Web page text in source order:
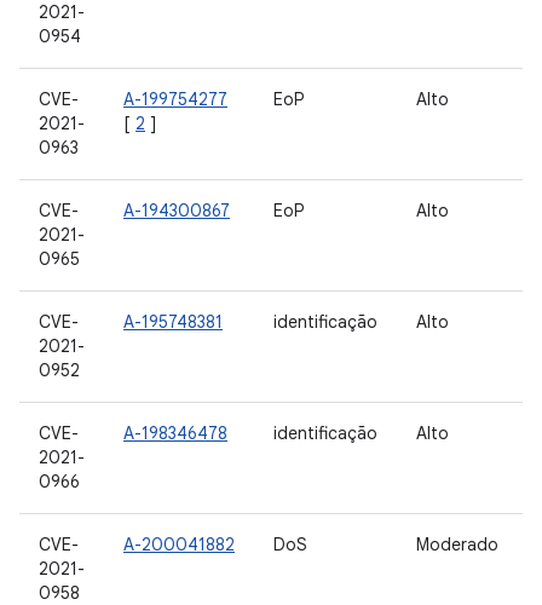
2021-
0954
CVE-
2021-
0963
A-199754277
[ 2 ]
EoP Alto
CVE-
2021-
0965
A-194300867 EoP Alto
CVE-
2021-
0952
A-195748381 identificação Alto
CVE-
2021-
0966
A-198346478 identificação Alto
CVE-
2021-
0958
A-200041882 DoS Moderado